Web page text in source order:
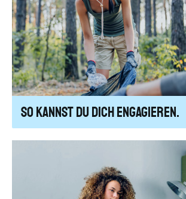
So kannst Du dich engagieren.